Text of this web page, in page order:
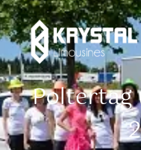
Poltertag